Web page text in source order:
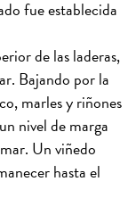
fue establecida
de las laderas,
Bajando por la
marles y riñones
nivel de marga
Un viñedo
hasta el